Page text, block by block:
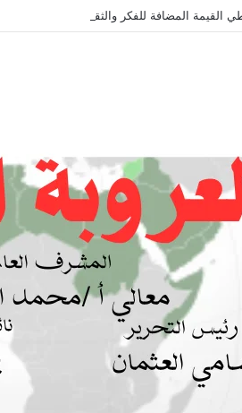
القيمة المضافة للفكر والثقافة والتاريخ !